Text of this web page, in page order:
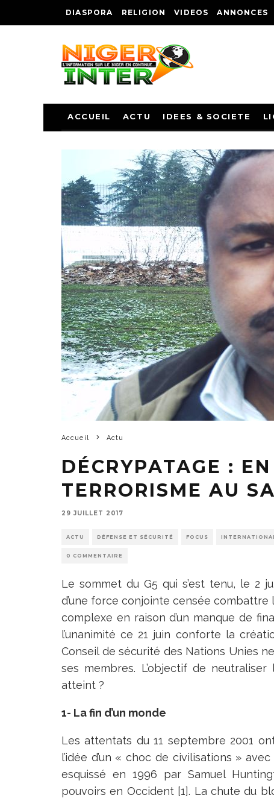
DIASPORA RELIGION VIDEOS ANNONCES
ACCUEIL ACTU IDEES & SOCIETE
Accueil Actu
DÉCRYPATAGE :
TERRORISME AU
29 JUILLET 2017
ACTU DÉFENSE ET SÉCURITÉ FOCUS
0 COMMENTAIRE
Le sommet du G5 qui s’est tenu, le 2
d’une force conjointe censée combattre
complexe en raison d’un manque de
l’unanimité ce 21 juin conforte la
Conseil de sécurité des Nations Unies
ses membres. L’objectif de
atteint ?
1- La fin d’un monde
Les attentats du 11 septembre 2001
l’idée d’un « choc de civilisations »
esquissé en 1996 par Samuel
pouvoirs en Occident [1]. La chute du